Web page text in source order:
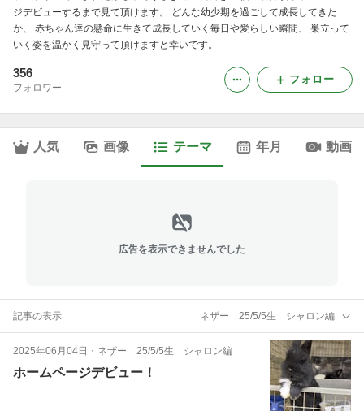
ジデビューするまで見て頂けます。 どんな幼少期を過ごして成長してきた
か、 赤ちゃん達の懸命に生きて成長していく毎日や愛らしい瞬間、 巣立って
いく姿を温かく見守って頂けますと幸いです。
356
フォロワー
フォロー
人気 画像 テーマ 年月 動画
広告を表示できませんでした
記事の表示 ネザー 25/5/5生 シャロン編
2025年06月04日 ・ ネザー 25/5/5生 シャロン編
ホームページデビュー！